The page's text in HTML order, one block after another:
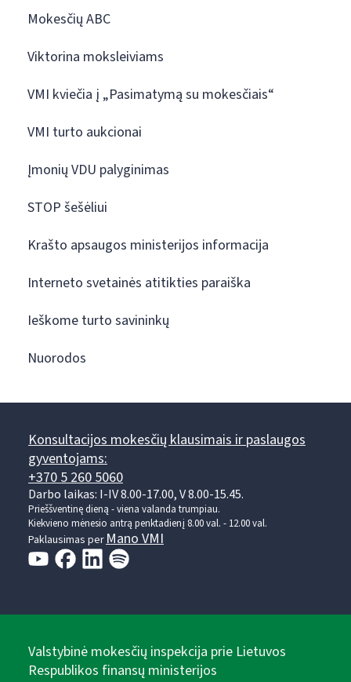
Mokesčių ABC
Viktorina moksleiviams
VMI kviečia į „Pasimatymą su mokesčiais“
VMI turto aukcionai
Įmonių VDU palyginimas
STOP šešėliui
Krašto apsaugos ministerijos informacija
Interneto svetainės atitikties paraiška
Ieškome turto savininkų
Nuorodos
Konsultacijos mokesčių klausimais ir paslaugos
gyventojams:
+370 5 260 5060
Darbo laikas: I-IV 8.00-17.00, V 8.00-15.45.
Prieššventinę dieną - viena valanda trumpiau.
Kiekvieno mėnesio antrą penktadienį 8.00 val. - 12.00 val.
Paklausimas perMano VMI
Valstybinė mokesčių inspekcija prie Lietuvos
Respublikos finansų ministerijos